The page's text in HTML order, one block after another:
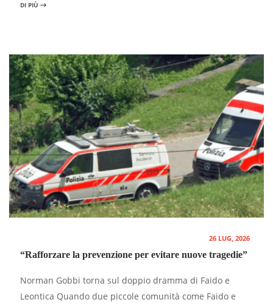
DI PIÙ
26 LUG, 2026
“Rafforzare la prevenzione per evitare nuove tragedie”
Norman Gobbi torna sul doppio dramma di Faido e
Leontica Quando due piccole comunità come Faido e